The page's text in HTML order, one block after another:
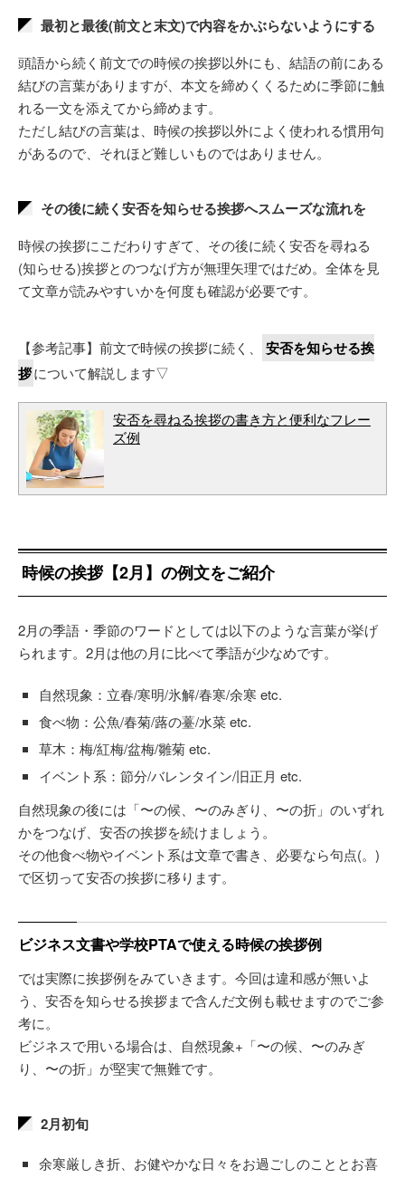
最初と最後(前文と末文)で内容をかぶらないようにする
頭語から続く前文での時候の挨拶以外にも、結語の前にある
結びの言葉がありますが、本文を締めくくるために季節に触
れる一文を添えてから締めます。
ただし結びの言葉は、時候の挨拶以外によく使われる慣用句
があるので、それほど難しいものではありません。
その後に続く安否を知らせる挨拶へスムーズな流れを
時候の挨拶にこだわりすぎて、その後に続く安否を尋ねる
(知らせる)挨拶とのつなげ方が無理矢理ではだめ。全体を見
て文章が読みやすいかを何度も確認が必要です。
【参考記事】前文で時候の挨拶に続く、
安否を知らせる挨
拶について解説します▽
安否を尋ねる挨拶の書き方と便利なフレー
ズ例
時候の挨拶【2月】の例文をご紹介
2月の季語・季節のワードとしては以下のような言葉が挙げ
られます。2月は他の月に比べて季語が少なめです。
自然現象：立春/寒明/氷解/春寒/余寒 etc.
食べ物：公魚/春菊/蕗の薹/水菜 etc.
草木：梅/紅梅/盆梅/雛菊 etc.
イベント系：節分/バレンタイン/旧正月 etc.
自然現象の後には「〜の候、〜のみぎり、〜の折」のいずれ
かをつなげ、安否の挨拶を続けましょう。
その他食べ物やイベント系は文章で書き、必要なら句点(。)
で区切って安否の挨拶に移ります。
ビジネス文書や学校PTAで使える時候の挨拶例
では実際に挨拶例をみていきます。今回は違和感が無いよ
う、安否を知らせる挨拶まで含んだ文例も載せますのでご参
考に。
ビジネスで用いる場合は、自然現象+「〜の候、〜のみぎ
り、〜の折」が堅実で無難です。
2月初旬
余寒厳しき折、お健やかな日々をお過ごしのこととお喜